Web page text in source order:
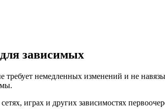
зависимых
немедленных изменений и не
играх и других зависимостях